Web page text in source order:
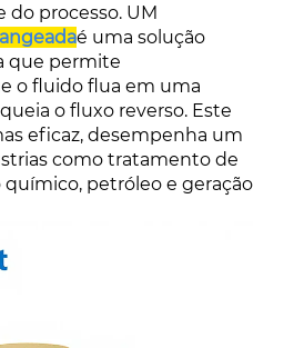
do processo. UM
é uma solução
que permite
o fluido flua em uma
o fluxo reverso. Este
eficaz, desempenha um
como tratamento de
petróleo e geração